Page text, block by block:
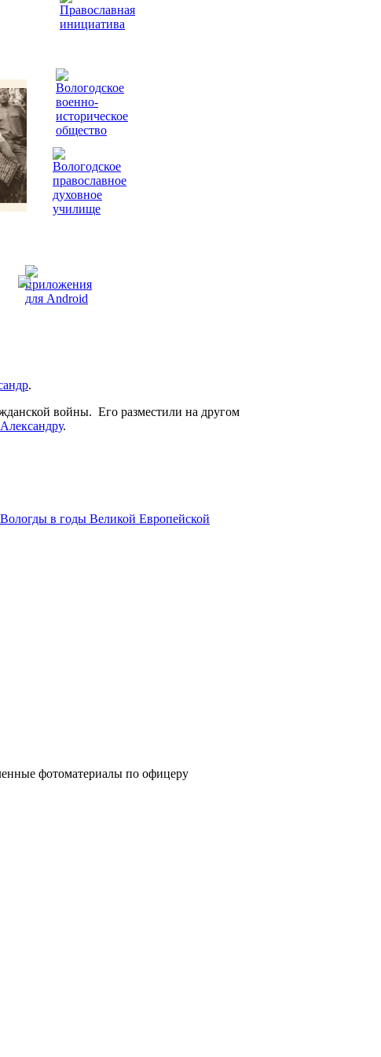
.
войны. Его разместили на другом
.
в годы Великой Европейской
фотоматериалы по офицеру